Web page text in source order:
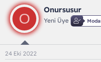
n
b
u
y
a
l
a
ç
O
Onursusur
Yeni Üye
24 Eki 2022